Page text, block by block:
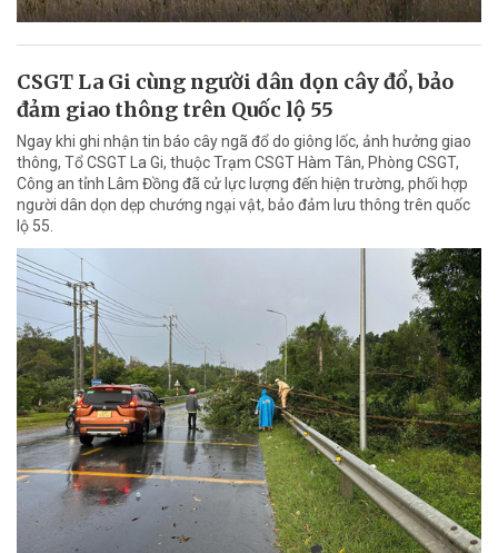
CSGT La Gi cùng người dân dọn cây đổ, bảo
đảm giao thông trên Quốc lộ 55
Ngay khi ghi nhận tin báo cây ngã đổ do giông lốc, ảnh hưởng giao
thông, Tổ CSGT La Gi, thuộc Trạm CSGT Hàm Tân, Phòng CSGT,
Công an tỉnh Lâm Đồng đã cử lực lượng đến hiện trường, phối hợp
người dân dọn dẹp chướng ngại vật, bảo đảm lưu thông trên quốc
lộ 55.